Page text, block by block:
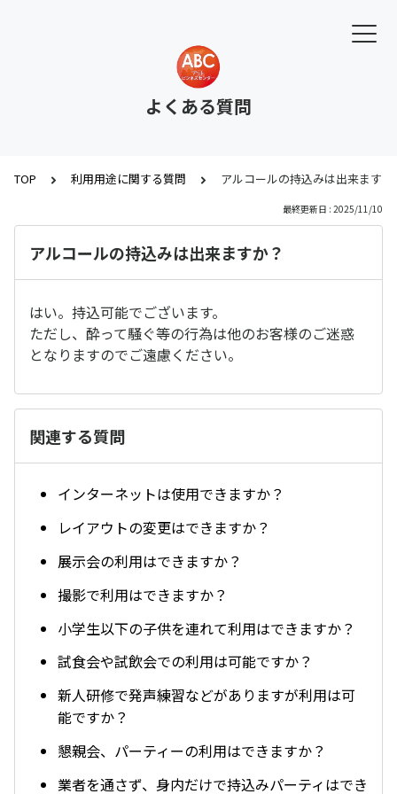
よくある質問
TOP 利用用途に関する質問 アルコールの持込みは出来ますか
最終更新日 : 2025/11/10
アルコールの持込みは出来ますか？
はい。持込可能でございます。
ただし、酔って騒ぐ等の行為は他のお客様のご迷惑
となりますのでご遠慮ください。
関連する質問
インターネットは使用できますか？
レイアウトの変更はできますか？
展示会の利用はできますか？
撮影で利用はできますか？
小学生以下の子供を連れて利用はできますか？
試食会や試飲会での利用は可能ですか？
新人研修で発声練習などがありますが利用は可
能ですか？
懇親会、パーティーの利用はできますか？
業者を通さず、身内だけで持込みパーティはでき